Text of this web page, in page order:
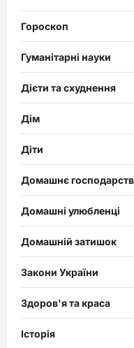
Гороскоп
Гуманітарні науки
Дієти та схуднення
Дім
Діти
Домашнє
Домашні улюбленці
Домашній затишок
Закони України
Здоров'я та краса
Історія